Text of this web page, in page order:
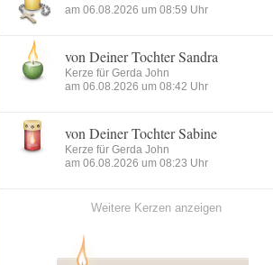
am 06.08.2026 um 08:59 Uhr
von Deiner Tochter Sandra
Kerze für Gerda John
am 06.08.2026 um 08:42 Uhr
von Deiner Tochter Sabine
Kerze für Gerda John
am 06.08.2026 um 08:23 Uhr
Weitere Kerzen anzeigen